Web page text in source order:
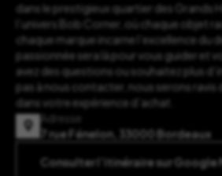
dans le prestigieux quartier des Grands
l’univers Bob Corner, où chaque objet
chaque marque incarne l’excellence du
passionnée sera là pour vous guider et
avez des questions ou souhaitez plus
pas à nous contacter, nous serons ravis
dans votre expérience d’achat.
Adresse
7 rue Fénelon, 33000 Bordeaux
Consulter l’itinéraire sur Google